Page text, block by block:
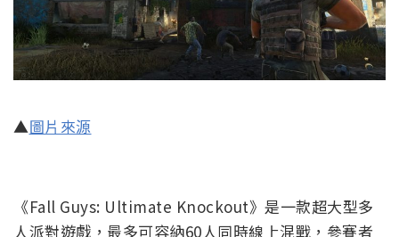
▲圖片來源
《Fall Guys: Ultimate Knockout》是一款超大型多
人派對遊戲，最多可容納60人同時線上混戰，參賽者